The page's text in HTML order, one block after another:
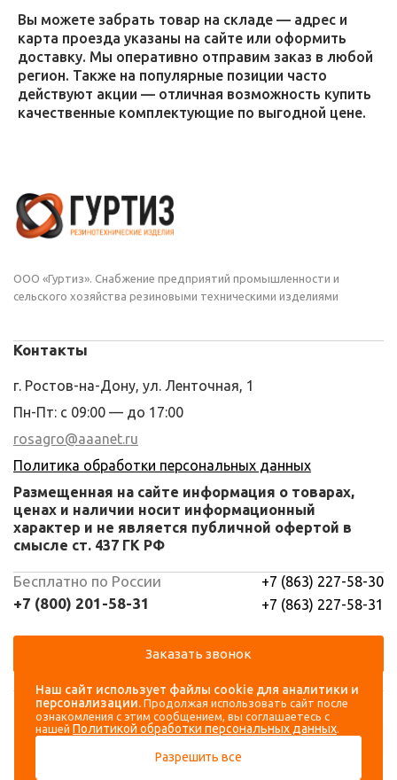
Вы можете забрать товар на складе — адрес и
карта проезда указаны на сайте или оформить
доставку. Мы оперативно отправим заказ в любой
регион. Также на популярные позиции часто
действуют акции — отличная возможность купить
качественные комплектующие по выгодной цене.
ООО «Гуртиз». Снабжение предприятий промышленности и
сельского хозяйства резиновыми техническими изделиями
Навигация
Каталог
Аккаунт
Вход
Регистрация
Контакты
г. Ростов-на-Дону, ул. Ленточная, 1
Пн-Пт: с 09:00 — до 17:00
rosagro@aaanet.ru
Политика обработки персональных данных
Размещенная на сайте информация о товарах,
ценах и наличии носит информационный
характер и не является публичной офертой в
смысле ст. 437 ГК РФ
Бесплатно по России
+7 (800) 201-58-31
+7 (863) 227-58-30
+7 (863) 227-58-31
Заказать звонок
Наш сайт использует файлы cookie для аналитики и
персонализации. Продолжая использовать сайт после
ознакомления с этим сообщением, вы соглашаетесь с
нашей Политикой обработки персональных данных.
Разрешить все